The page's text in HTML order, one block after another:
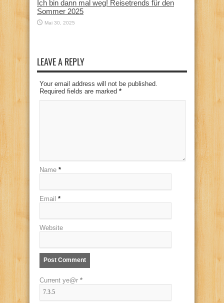
Ich bin dann mal weg! Reisetrends für den
Sommer 2025
Mai 30, 2025
LEAVE A REPLY
Your email address will not be published.
Required fields are marked *
Name *
Email *
Website
Current ye@r *